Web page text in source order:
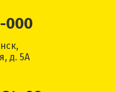
000
д. 5А